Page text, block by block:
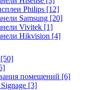
Philips [12]
Samsung [20]
Vivitek [1]
Hikvision [4]
[50]
помещений [6]
[3]